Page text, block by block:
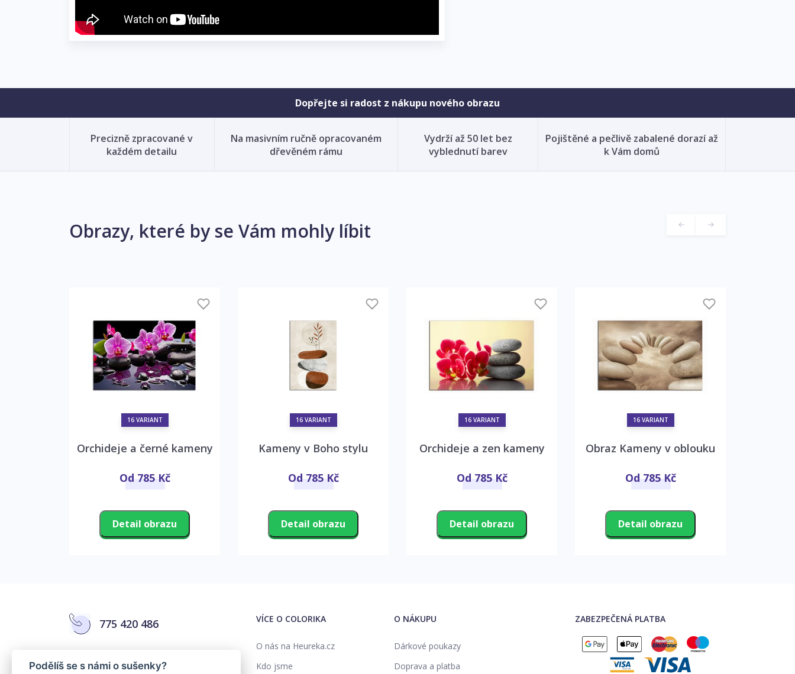
Dopřejte si radost z nákupu nového obrazu
Precizně zpracované v
každém detailu
Na masivním ručně opracovaném
dřevěném rámu
Vydrží až 50 let bez
vyblednutí barev
Pojištěné a pečlivě zabalené dorazí až
k Vám domů
Obrazy, které by se Vám mohly líbit
16 VARIANT
Orchideje a černé kameny
Od 785 Kč
Detail obrazu
16 VARIANT
Kameny v Boho stylu
Od 785 Kč
Detail obrazu
16 VARIANT
Orchideje a zen kameny
Od 785 Kč
Detail obrazu
16 VARIANT
Obraz Kameny v oblouku
Od 785 Kč
Detail obrazu
775 420 486
info@colorika.cz
VÍCE O COLORIKA
O nás na Heureka.cz
Kdo jsme
O NÁKUPU
Dárkové poukazy
Doprava a platba
ZABEZPEČENÁ PLATBA
Podělíš se s námi o sušenky?